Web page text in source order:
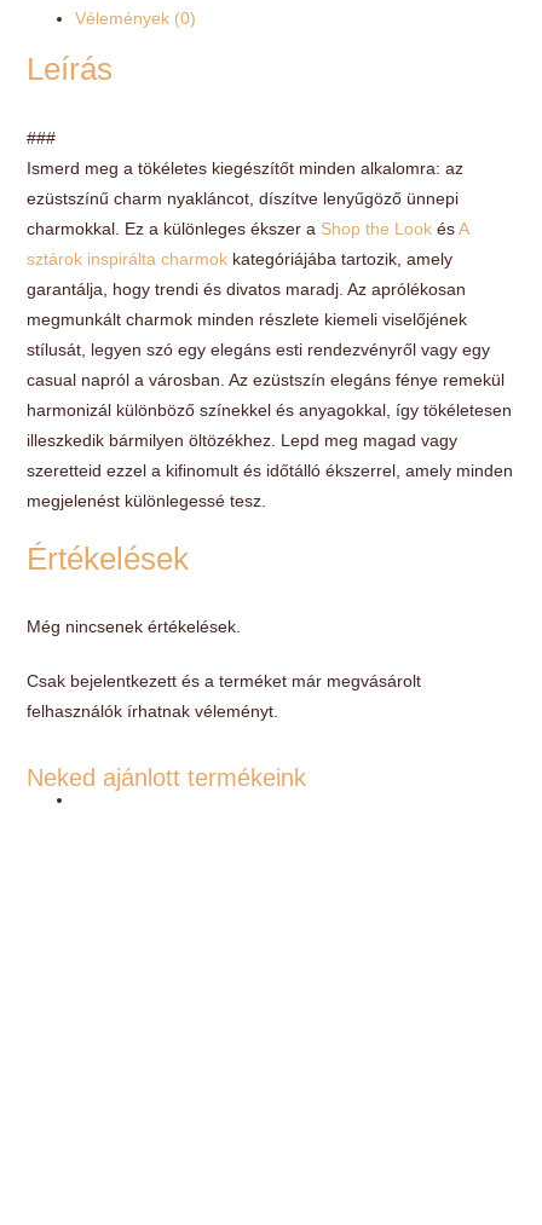
Vélemények (0)
Leírás
###
Ismerd meg a tökéletes kiegészítőt minden alkalomra: az
ezüstszínű charm nyakláncot, díszítve lenyűgöző ünnepi
charmokkal. Ez a különleges ékszer a Shop the Look ésA
sztárok inspirálta charmok kategóriájába tartozik, amely
garantálja, hogy trendi és divatos maradj. Az aprólékosan
megmunkált charmok minden részlete kiemeli viselőjének
stílusát, legyen szó egy elegáns esti rendezvényről vagy egy
casual napról a városban. Az ezüstszín elegáns fénye remekül
harmonizál különböző színekkel és anyagokkal, így tökéletesen
illeszkedik bármilyen öltözékhez. Lepd meg magad vagy
szeretteid ezzel a kifinomult és időtálló ékszerrel, amely minden
megjelenést különlegessé tesz.
Értékelések
Még nincsenek értékelések.
Csak bejelentkezett és a terméket már megvásárolt
felhasználók írhatnak véleményt.
Neked ajánlott termékeink